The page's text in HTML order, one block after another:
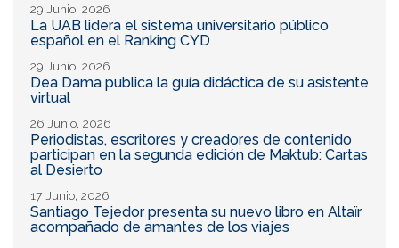
29 Junio, 2026
La UAB lidera el sistema universitario público
español en el Ranking CYD
29 Junio, 2026
Dea Dama publica la guía didáctica de su asistente
virtual
26 Junio, 2026
Periodistas, escritores y creadores de contenido
participan en la segunda edición de Maktub: Cartas
al Desierto
17 Junio, 2026
Santiago Tejedor presenta su nuevo libro en Altaïr
acompañado de amantes de los viajes